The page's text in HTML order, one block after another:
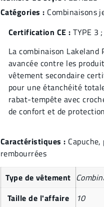
Catégories : Combinaisons
Certification CE :TYPE 3
La combinaison
avancée contre les
vêtement secondaire
pour une étanchéité
rabat-tempête avec
de confort et de
Caractéristiques :
rembourrées
Type de vêtement
Taille de l'affaire
10